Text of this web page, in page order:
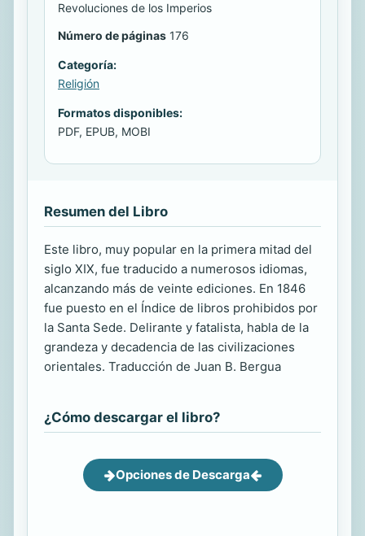
Revoluciones de los Imperios
Número de páginas 176
Categoría:
Religión
Formatos disponibles:
PDF, EPUB, MOBI
Resumen del Libro
Este libro, muy popular en la primera mitad del
siglo XIX, fue traducido a numerosos idiomas,
alcanzando más de veinte ediciones. En 1846
fue puesto en el Índice de libros prohibidos por
la Santa Sede. Delirante y fatalista, habla de la
grandeza y decadencia de las civilizaciones
orientales. Traducción de Juan B. Bergua
¿Cómo descargar el libro?
Opciones de Descarga